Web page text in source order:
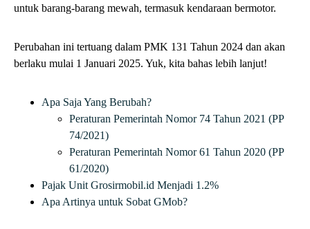
untuk barang-barang mewah, termasuk kendaraan bermotor.
Perubahan ini tertuang dalam PMK 131 Tahun 2024 dan akan
berlaku mulai 1 Januari 2025. Yuk, kita bahas lebih lanjut!
Apa Saja Yang Berubah?
Peraturan Pemerintah Nomor 74 Tahun 2021 (PP
74/2021)
Peraturan Pemerintah Nomor 61 Tahun 2020 (PP
61/2020)
Pajak Unit Grosirmobil.id Menjadi 1.2%
Apa Artinya untuk Sobat GMob?